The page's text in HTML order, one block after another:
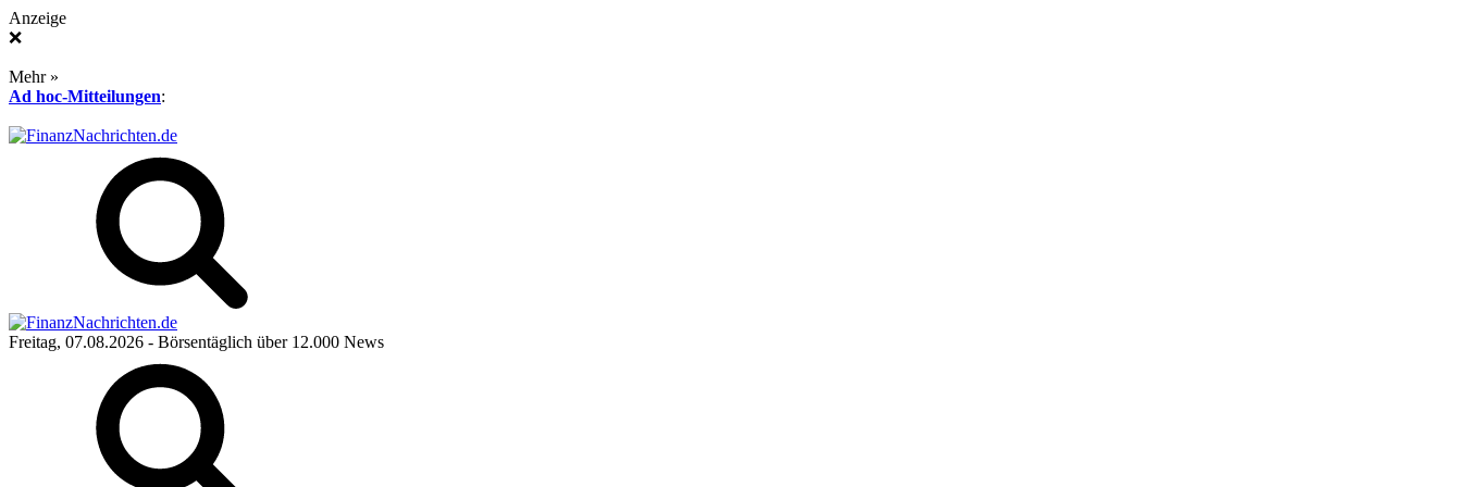
Anzeige
❌
Mehr »
Ad hoc-Mitteilungen:
Freitag, 07.08.2026 - Börsentäglich über 12.000 News